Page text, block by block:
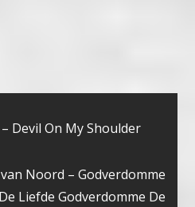
Devil On My Shoulder
Noord – Godverdomme
Liefde Godverdomme De